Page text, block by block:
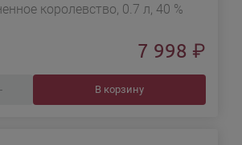
королевство, 0.7 л, 40 %
7 998 ₽
В корзину